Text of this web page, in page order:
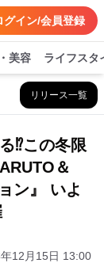
グイン/会員登録
美容 ライフスタ
リリース一覧
⁉この冬限
＆
ン』 いよ
12月15日 13:00